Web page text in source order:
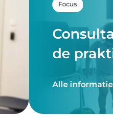
Focus
de
Alle informatie